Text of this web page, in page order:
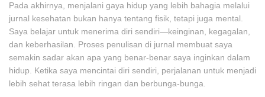
Pada akhirnya, menjalani gaya hidup yang lebih bahagia melalui
jurnal kesehatan bukan hanya tentang fisik, tetapi juga mental.
Saya belajar untuk menerima diri sendiri—keinginan, kegagalan,
dan keberhasilan. Proses penulisan di jurnal membuat saya
semakin sadar akan apa yang benar-benar saya inginkan dalam
hidup. Ketika saya mencintai diri sendiri, perjalanan untuk menjadi
lebih sehat terasa lebih ringan dan berbunga-bunga.